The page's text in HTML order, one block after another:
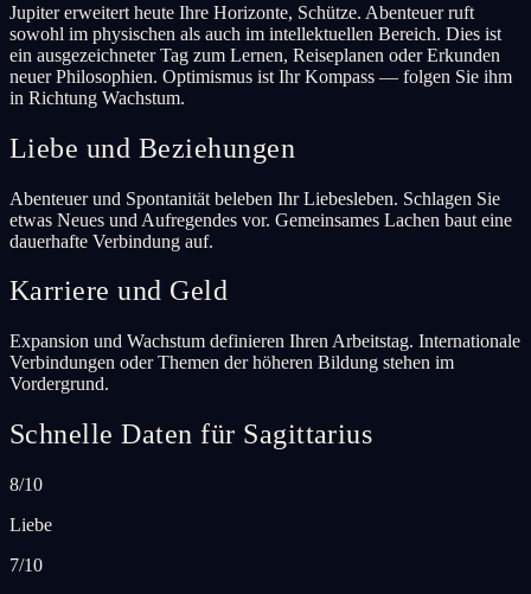
Jupiter erweitert heute Ihre Horizonte, Schütze. Abenteuer ruft
sowohl im physischen als auch im intellektuellen Bereich. Dies ist
ein ausgezeichneter Tag zum Lernen, Reiseplanen oder Erkunden
neuer Philosophien. Optimismus ist Ihr Kompass — folgen Sie ihm
in Richtung Wachstum.
Liebe und Beziehungen
Abenteuer und Spontanität beleben Ihr Liebesleben. Schlagen Sie
etwas Neues und Aufregendes vor. Gemeinsames Lachen baut eine
dauerhafte Verbindung auf.
Karriere und Geld
Expansion und Wachstum definieren Ihren Arbeitstag. Internationale
Verbindungen oder Themen der höheren Bildung stehen im
Vordergrund.
Schnelle Daten für Sagittarius
8/10
Liebe
7/10